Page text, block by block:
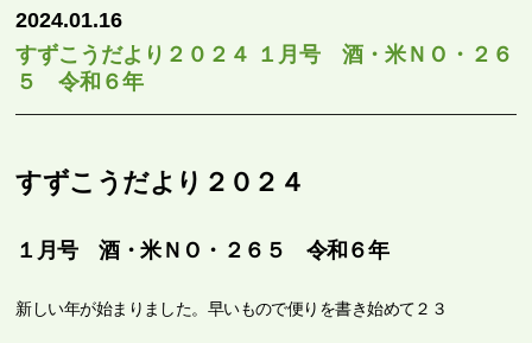
2024.01.16
すずこうだより２０２４ １月号 酒・米ＮＯ・２６
５ 令和６年
すずこうだより２０２４
１月号 酒・米ＮＯ・２６５ 令和６年
新しい年が始まりました。早いもので便りを書き始めて２３